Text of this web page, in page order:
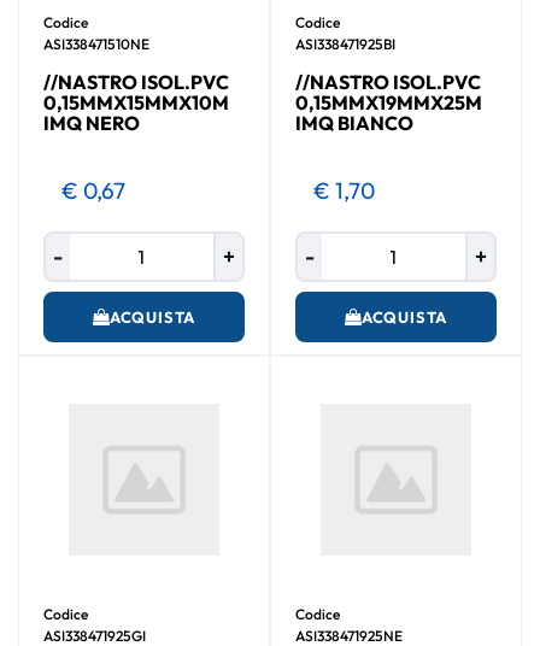
Codice
ASI338471510NE
//NASTRO ISOL.PVC
0,15MMX15MMX10M
IMQ NERO
€ 0,67
ACQUISTA
Codice
ASI338471925BI
//NASTRO ISOL.PVC
0,15MMX19MMX25M
IMQ BIANCO
€ 1,70
ACQUISTA
Codice
ASI338471925GI
Codice
ASI338471925NE